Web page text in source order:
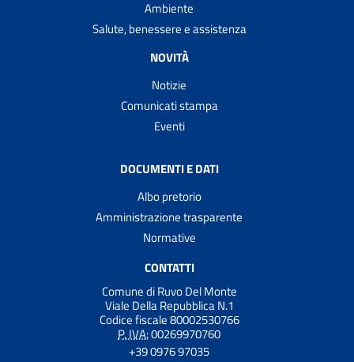
Ambiente
Salute, benessere e assistenza
NOVITÀ
Notizie
Comunicati stampa
Eventi
DOCUMENTI E DATI
Albo pretorio
Amministrazione trasparente
Normative
CONTATTI
Comune di Ruvo Del Monte
Viale Della Repubblica N.1
Codice fiscale 80002530766
P. IVA:00269970760
+39 0976 97035